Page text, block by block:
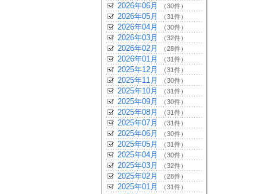
2026年06月 （30件）
2026年05月 （31件）
2026年04月 （30件）
2026年03月 （32件）
2026年02月 （28件）
2026年01月 （31件）
2025年12月 （31件）
2025年11月 （30件）
2025年10月 （31件）
2025年09月 （30件）
2025年08月 （31件）
2025年07月 （31件）
2025年06月 （30件）
2025年05月 （31件）
2025年04月 （30件）
2025年03月 （32件）
2025年02月 （28件）
2025年01月 （31件）